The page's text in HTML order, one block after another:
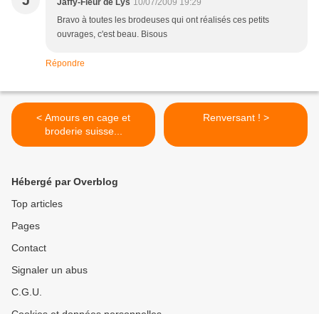
Jaffy-Fleur de Lys 10/07/2009 19:29
Bravo à toutes les brodeuses qui ont réalisés ces petits
ouvrages, c'est beau. Bisous
Répondre
< Amours en cage et
broderie suisse...
Renversant ! >
Hébergé par Overblog
Top articles
Pages
Contact
Signaler un abus
C.G.U.